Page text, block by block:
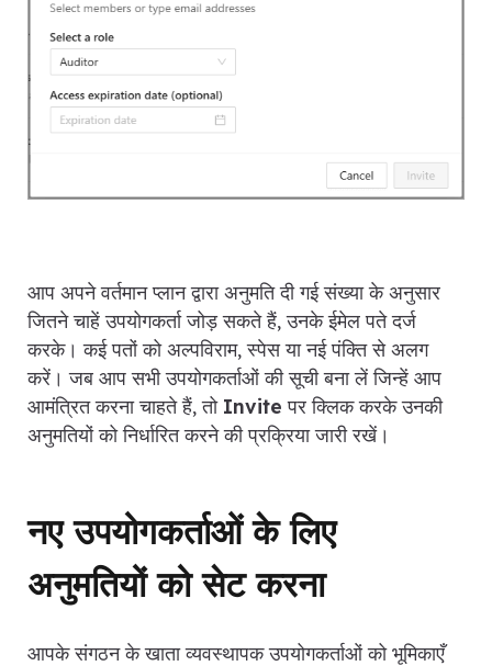
आप अपने वर्तमान प्लान द्वारा अनुमति दी गई संख्या के अनुसार
जितने चाहें उपयोगकर्ता जोड़ सकते हैं, उनके ईमेल पते दर्ज
करके। कई पतों को अल्पविराम, स्पेस या नई पंक्ति से अलग
करें। जब आप सभी उपयोगकर्ताओं की सूची बना लें जिन्हें आप
आमंत्रित करना चाहते हैं, तो Invite पर क्लिक करके उनकी
अनुमतियों को निर्धारित करने की प्रक्रिया जारी रखें।
नए उपयोगकर्ताओं के लिए
अनुमतियों को सेट करना
आपके संगठन के खाता व्यवस्थापक उपयोगकर्ताओं को भूमिकाएँ